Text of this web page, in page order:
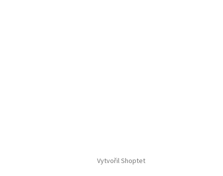
Vytvořil Shoptet